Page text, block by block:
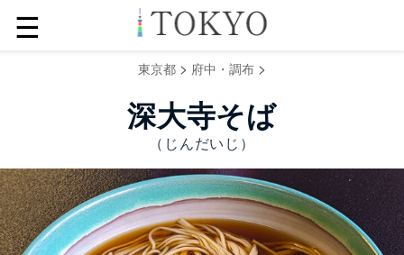
☰
東京都 > 府中・調布 >
深大寺そば
（じんだいじ）